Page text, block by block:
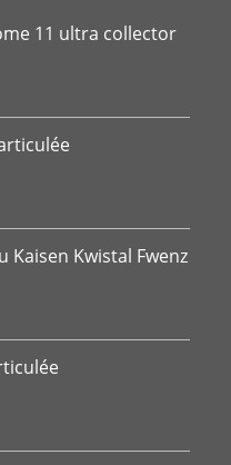
11 ultra collector
Kaisen Kwistal Fwenz